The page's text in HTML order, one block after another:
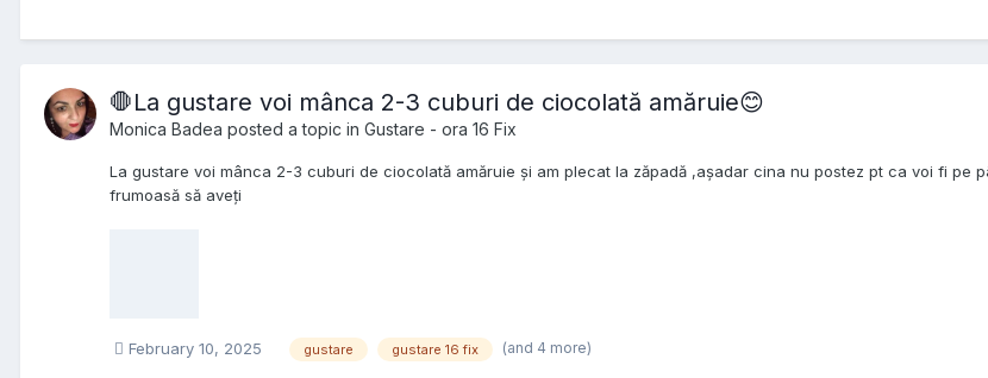
🛑La gustare voi mânca 2-3 cuburi de ciocolată amăruie😊
Monica Badea posted a topic in Gustare - ora 16 Fix
La gustare voi mânca 2-3 cuburi de ciocolată amăruie și am plecat la zăpadă ,așadar cina nu postez pt ca voi fi pe
frumoasă să aveți
February 10, 2025 gustare gustare 16 fix (and 4 more)